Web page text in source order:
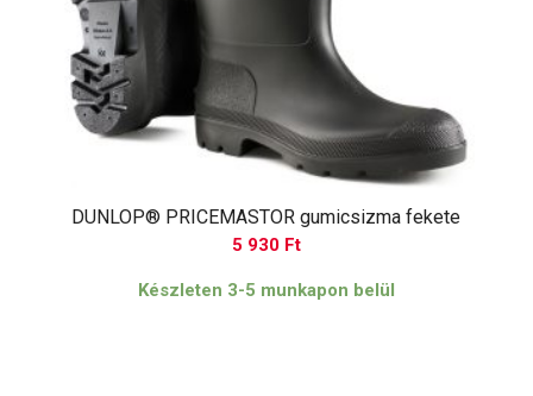
DUNLOP® PRICEMASTOR gumicsizma fekete
5 930 Ft
Készleten 3-5 munkapon belül